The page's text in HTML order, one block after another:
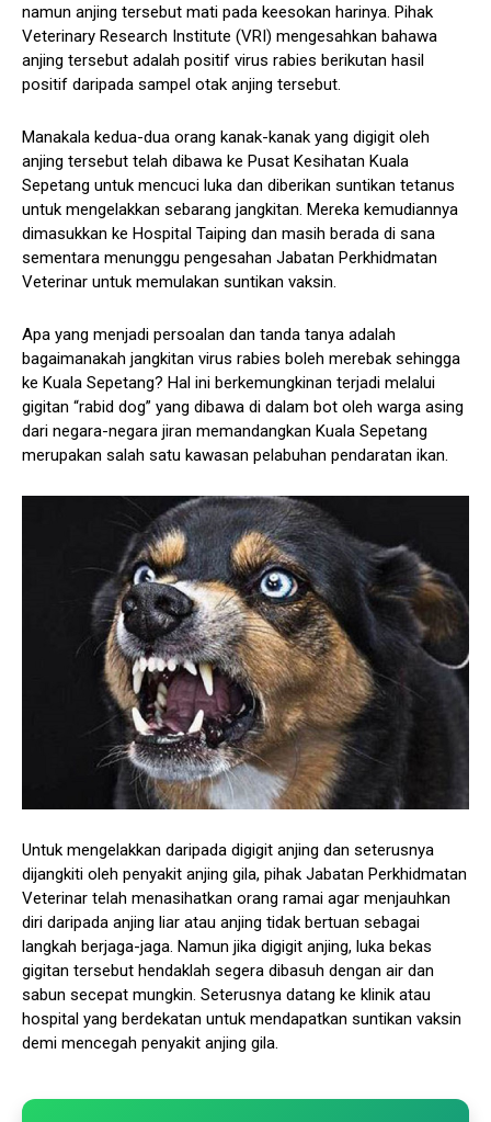
namun anjing tersebut mati pada keesokan harinya. Pihak
Veterinary Research Institute (VRI) mengesahkan bahawa
anjing tersebut adalah positif virus rabies berikutan hasil
positif daripada sampel otak anjing tersebut.
Manakala kedua-dua orang kanak-kanak yang digigit oleh
anjing tersebut telah dibawa ke Pusat Kesihatan Kuala
Sepetang untuk mencuci luka dan diberikan suntikan tetanus
untuk mengelakkan sebarang jangkitan. Mereka kemudiannya
dimasukkan ke Hospital Taiping dan masih berada di sana
sementara menunggu pengesahan Jabatan Perkhidmatan
Veterinar untuk memulakan suntikan vaksin.
Apa yang menjadi persoalan dan tanda tanya adalah
bagaimanakah jangkitan virus rabies boleh merebak sehingga
ke Kuala Sepetang? Hal ini berkemungkinan terjadi melalui
gigitan “rabid dog” yang dibawa di dalam bot oleh warga asing
dari negara-negara jiran memandangkan Kuala Sepetang
merupakan salah satu kawasan pelabuhan pendaratan ikan.
Untuk mengelakkan daripada digigit anjing dan seterusnya
dijangkiti oleh penyakit anjing gila, pihak Jabatan Perkhidmatan
Veterinar telah menasihatkan orang ramai agar menjauhkan
diri daripada anjing liar atau anjing tidak bertuan sebagai
langkah berjaga-jaga. Namun jika digigit anjing, luka bekas
gigitan tersebut hendaklah segera dibasuh dengan air dan
sabun secepat mungkin. Seterusnya datang ke klinik atau
hospital yang berdekatan untuk mendapatkan suntikan vaksin
demi mencegah penyakit anjing gila.